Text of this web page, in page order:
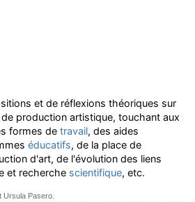
et de réflexions théoriques sur
production artistique, touchant aux
formes de travail, des aides
éducatifs, de la place de
d'art, de l'évolution des liens
et recherche scientifique, etc.
Ursula Pasero.